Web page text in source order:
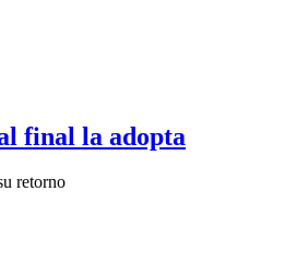
final la adopta
retorno